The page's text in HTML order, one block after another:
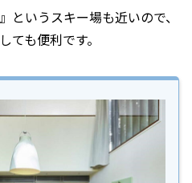
』というスキー場も近いので、
ても便利です。